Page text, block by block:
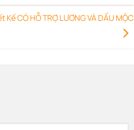
CÓ HỖ TRỢ LƯƠNG VÀ DẤU MỘC